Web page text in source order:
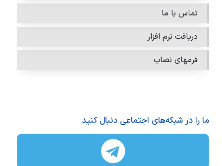
تماس با ما
دریافت نرم افزار
فرمهای نصاب
ما را در شبکه‌های اجتماعی دنبال کنید